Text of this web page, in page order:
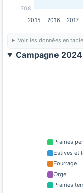
708
2015 2016 2017
Voir les données en
Campagne
Prairies
Estives et
Fourrage
Orge
Prairies